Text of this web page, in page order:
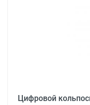
Цифровой